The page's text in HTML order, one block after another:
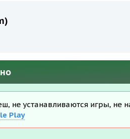
не устанавливаются игры, не
Play